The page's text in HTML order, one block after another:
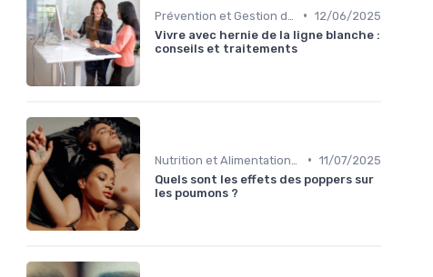
• 12/06/2025
Vivre avec hernie de la ligne blanche :
conseils et traitements
• 11/07/2025
Quels sont les effets des poppers sur
les poumons ?